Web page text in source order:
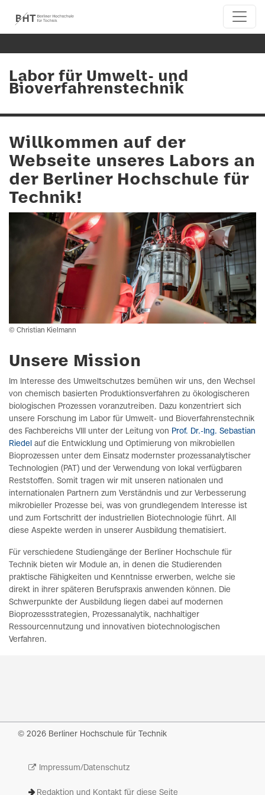
Labor für Umwelt- und
Bioverfahrenstechnik
Willkommen auf der
Webseite unseres Labors an
der Berliner Hochschule für
Technik!
© Christian Kielmann
Unsere Mission
Im Interesse des Umweltschutzes bemühen wir uns, den Wechsel
von chemisch basierten Produktionsverfahren zu ökologischeren
biologischen Prozessen voranzutreiben. Dazu konzentriert sich
unsere Forschung im Labor für Umwelt- und Bioverfahrenstechnik
des Fachbereichs VIII unter der Leitung von Prof. Dr.-Ing. Sebastian
Riedel
auf die Entwicklung und Optimierung von mikrobiellen
Bioprozessen unter dem Einsatz modernster prozessanalytischer
Technologien (PAT) und der Verwendung von lokal verfügbaren
Reststoffen. Somit tragen wir mit unseren nationalen und
internationalen Partnern zum Verständnis und zur Verbesserung
mikrobieller Prozesse bei, was von grundlegendem Interesse ist
und zum Fortschritt der industriellen Biotechnologie führt. All
diese Aspekte werden in unserer Ausbildung thematisiert.
Für verschiedene Studiengänge der Berliner Hochschule für
Technik bieten wir Module an, in denen die Studierenden
praktische Fähigkeiten und Kenntnisse erwerben, welche sie
direkt in ihrer späteren Berufspraxis anwenden können. Die
Schwerpunkte der Ausbildung liegen dabei auf modernen
Bioprozessstrategien, Prozessanalytik, nachhaltiger
Ressourcennutzung und innovativen biotechnologischen
Verfahren.
© 2026 Berliner Hochschule für Technik
Impressum/Datenschutz
Redaktion und Kontakt für diese Seite